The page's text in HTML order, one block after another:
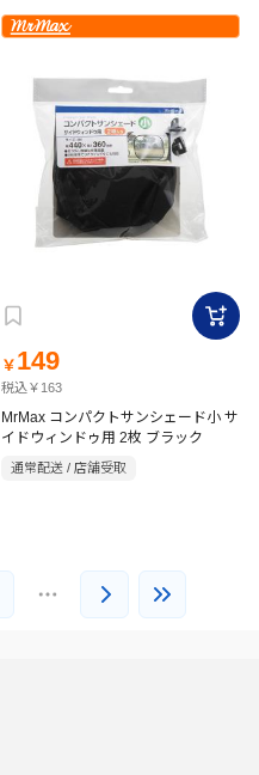
￥ 149
税込￥163
MrMax コンパクトサンシェード小 サ
イドウィンドゥ用 2枚 ブラック
通常配送 / 店舗受取